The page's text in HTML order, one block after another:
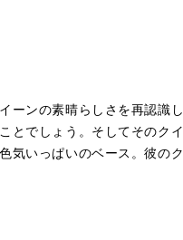
ーンの素晴らしさを再認識し
とでしょう。そしてそのクイ
気いっぱいのベース。彼のク